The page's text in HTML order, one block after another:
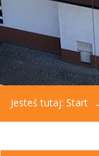
Jesteś tutaj: Start